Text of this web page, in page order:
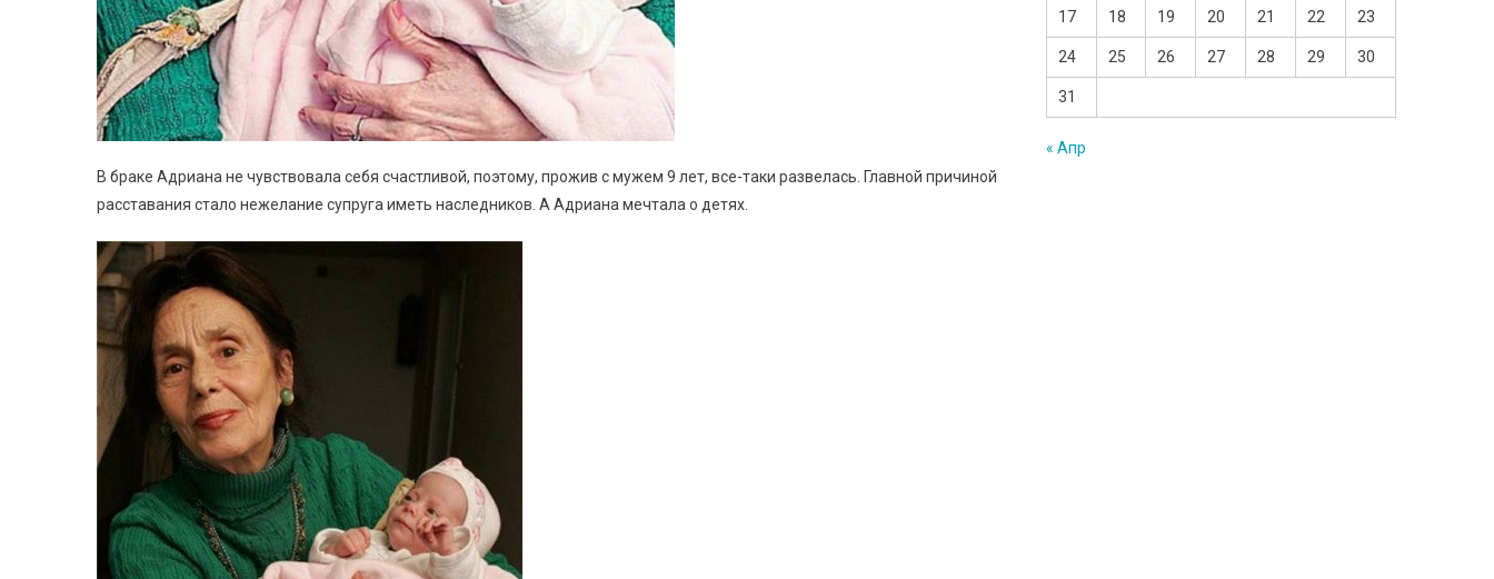
В браке Адриана не чувствовала себя счастливой, поэтому, прожив с мужем 9 лет, все-таки развелась. Главной причиной
расставания стало нежелание супруга иметь наследников. А Адриана мечтала о детях.
17 18 19 20 21 22 23
24 25 26 27 28 29 30
31
« Апр